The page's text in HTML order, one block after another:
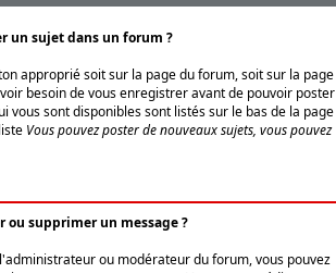
un sujet dans un forum ?
approprié soit sur la page du forum, soit sur la page
besoin de vous enregistrer avant de pouvoir poster
vous sont disponibles sont listés sur le bas de la page
Vous pouvez poster de nouveaux sujets, vous pouvez
ou supprimer un message ?
ou modérateur du forum, vous pouvez